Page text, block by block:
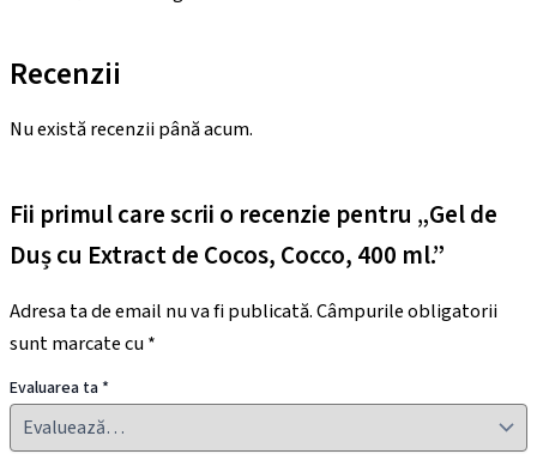
Recenzii
Nu există recenzii până acum.
Fii primul care scrii o recenzie pentru „Gel de
Duș cu Extract de Cocos, Cocco, 400 ml.”
Adresa ta de email nu va fi publicată.Câmpurile obligatorii
sunt marcate cu*
Evaluarea ta*